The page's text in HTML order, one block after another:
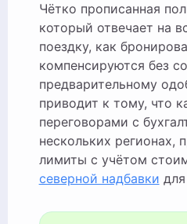
Чётко прописанная
который отвечает на
поездку, как
компенсируются без
предварительному
приводит к тому, что
переговорами с
нескольких
лимиты с учётом
северной надбавки